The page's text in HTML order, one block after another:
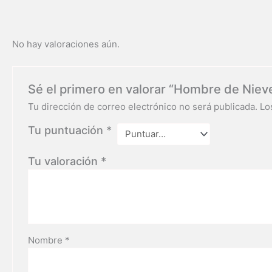
No hay valoraciones aún.
Sé el primero en valorar “Hombre de
Tu dirección de correo electrónico no será publicada.
Tu puntuación *
Tu valoración *
Nombre *